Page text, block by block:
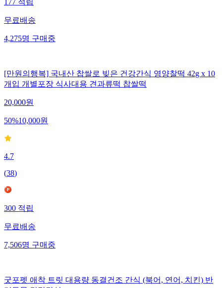
177적립
무료배송
4,275명구매중
[만원의행복] 국내산 찹쌀로 빚은 건강간식 영양찰떡 42g x 10
개입 개별포장 식사대용 견과류떡 찹쌀떡
20,000원
50%10,000원
4.7
(38)
300적립
무료배송
7,506명구매중
굿포펫 애착 트릿 대용량 동결건조 간식 (북어, 연어, 치킨) 반